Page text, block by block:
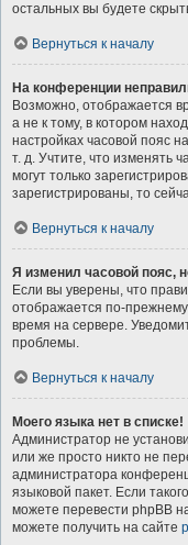
остальных вы будете
Вернуться к началу
На конференции
Возможно, отображается
а не к тому, в котором
настройках часовой пояс
т. д. Учтите, что изменять
могут только
зарегистрированы, то
Вернуться к началу
Я изменил часовой пояс,
Если вы уверены, что
отображается по-
время на сервере.
проблемы.
Вернуться к началу
Моего языка нет в списке!
Администратор не
или же просто никто не
администратора
языковой пакет. Если
можете перевести phpBB
можете получить на сайте